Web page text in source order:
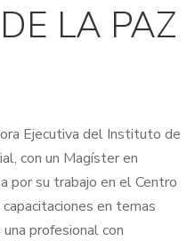
LA PAZ
Ejecutiva del Instituto de
con un Magíster en
por su trabajo en el Centro
en temas
profesional con